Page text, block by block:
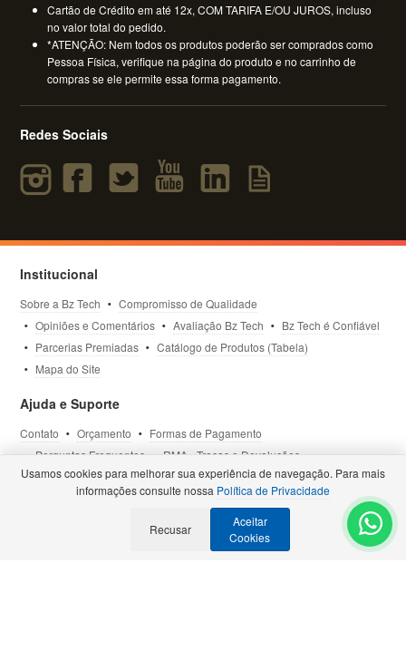
Cartão de Crédito em até 12x, COM TARIFA E/OU JUROS, incluso
no valor total do pedido.
*ATENÇÃO: Nem todos os produtos poderão ser comprados como
Pessoa Física, verifique na página do produto e no carrinho de
compras se ele permite essa forma pagamento.
Redes Sociais
Institucional
Sobre a Bz Tech
Compromisso de Qualidade
Opiniões e Comentários
Avaliação Bz Tech
Bz Tech é Confiável
Parcerias Premiadas
Catálogo de Produtos (Tabela)
Mapa do Site
Ajuda e Suporte
Contato Orçamento
Formas de Pagamento
Perguntas Frequentes
RMA - Trocas e Devoluções
Política de Privacidade
Termos de Uso Site Seguro
Selos e Certificações- Veja todas as Parcerias Premiadas
Usamos cookies para melhorar sua experiência de navegação. Para mais
informações consulte nossa Política de Privacidade
Recusar
Aceitar
Cookies